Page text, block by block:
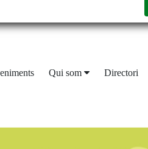
Qui som Directori